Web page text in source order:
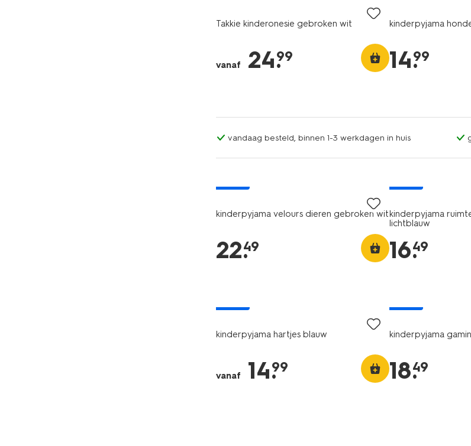
Takkie kinderonesie gebroken wit
vanaf 24.
99
kinderpyjama
14.
99
vandaag besteld, binnen 1-3 werkdagen in huis
kinderpyjama velours dieren gebroken wit
22.
49
kinderpyjama
lichtblauw
16.
49
kinderpyjama hartjes blauw
vanaf 14.
99
kinderpyjama
18.
49